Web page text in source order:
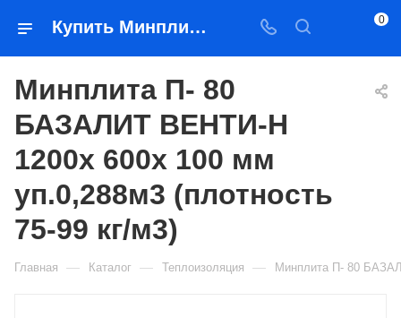
Купить Минплита П- 80 БАЗАЛИТ ВЕНТИ-Н 1200х 600х 100 мм уп.0,288м3 (плотность 75-99 кг/м3) в Якутске — цена, характеристики, подбор | Востоктехторг 0
Минплита П- 80
БАЗАЛИТ ВЕНТИ-Н
1200х 600х 100 мм
уп.0,288м3 (плотность
75-99 кг/м3)
Главная — Каталог — Теплоизоляция — Минплита П- 80